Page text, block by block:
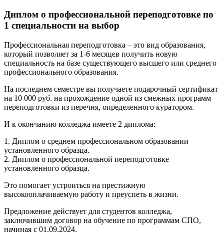
Диплом о профессиональной переподготовке по
1 специальности на выбор
Профессиональная переподготовка – это вид образования,
который позволяет за 1-6 месяцев получить новую
специальность на базе существующего высшего или среднего
профессионального образования.
На последнем семестре вы получаете подарочный сертификат
на 10 000 руб. на прохождение одной из смежных программ
переподготовки из перечня, определенного куратором.
И к окончанию колледжа имеете 2 диплома:
1. Диплом о среднем профессиональном образовании
установленного образца.
2. Диплом о профессиональной переподготовке
установленного образца.
Это помогает устроиться на престижную
высокооплачиваемую работу и преуспеть в жизни.
Предложение действует для студентов колледжа,
заключившим договор на обучение по программам СПО,
начиная с 01.09.2024.